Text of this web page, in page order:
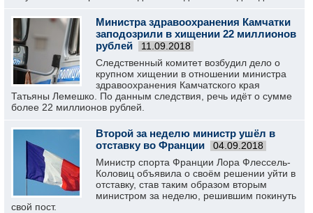
Министра здравоохранения Камчатки
заподозрили в хищении 22 миллионов
рублей
11.09.2018
Следственный комитет возбудил дело о
крупном хищении в отношении министра
здравоохранения Камчатского края
Татьяны Лемешко. По данным следствия, речь идёт о сумме
более 22 миллионов рублей.
Второй за неделю министр ушёл в
отставку во Франции
04.09.2018
Министр спорта Франции Лора Флессель-
Коловиц объявила о своём решении уйти в
отставку, став таким образом вторым
министром за неделю, решившим покинуть
свой пост.